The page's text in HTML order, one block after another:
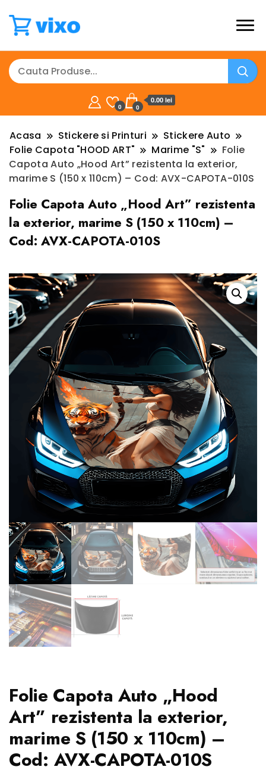
0 0
0.00 lei
Acasa Stickere si Printuri
Stickere Auto
Folie Capota "HOOD ART"
Marime "S"
Folie
Capota Auto „Hood Art” rezistenta la exterior,
marime S (150 x 110cm) – Cod: AVX-CAPOTA-010S
Folie Capota Auto „Hood Art” rezistenta
la exterior, marime S (150 x 110cm) –
Cod: AVX-CAPOTA-010S
Folie Capota Auto „Hood
Art” rezistenta la exterior,
marime S (150 x 110cm) –
Cod: AVX-CAPOTA-010S